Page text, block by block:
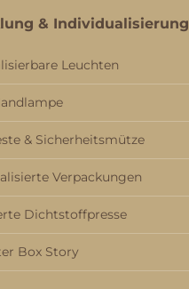
& Individualisierung
Leuchten
& Sicherheitsmütze
Verpackungen
Dichtstoffpresse
Box Story